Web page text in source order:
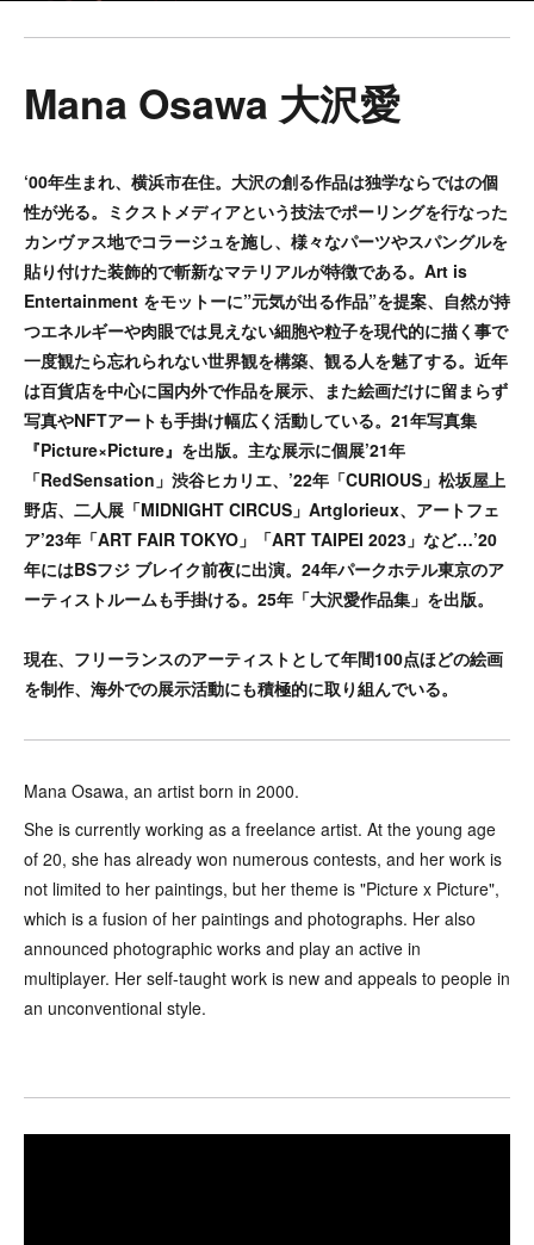
Mana Osawa 大沢愛
‘00年生まれ、横浜市在住。大沢の創る作品は独学ならではの個
性が光る。ミクストメディアという技法でポーリングを行なった
カンヴァス地でコラージュを施し、様々なパーツやスパングルを
貼り付けた装飾的で斬新なマテリアルが特徴である。Art is
Entertainment をモットーに”元気が出る作品”を提案、自然が持
つエネルギーや肉眼では見えない細胞や粒子を現代的に描く事で
一度観たら忘れられない世界観を構築、観る人を魅了する。近年
は百貨店を中心に国内外で作品を展示、また絵画だけに留まらず
写真やNFTアートも手掛け幅広く活動している。21年写真集
『Picture×Picture』を出版。主な展示に個展’21年
「RedSensation」渋谷ヒカリエ、’22年「CURIOUS」松坂屋上
野店、二人展「MIDNIGHT CIRCUS」Artglorieux、アートフェ
ア’23年「ART FAIR TOKYO」「ART TAIPEI 2023」など…’20
年にはBSフジ ブレイク前夜に出演。24年パークホテル東京のア
ーティストルームも手掛ける。25年「大沢愛作品集」を出版。
現在、フリーランスのアーティストとして年間100点ほどの絵画
を制作、海外での展示活動にも積極的に取り組んでいる。
Mana Osawa, an artist born in 2000.
She is currently working as a freelance artist. At the young age
of 20, she has already won numerous contests, and her work is
not limited to her paintings, but her theme is "Picture x Picture",
which is a fusion of her paintings and photographs. Her also
announced photographic works and play an active in
multiplayer. Her self-taught work is new and appeals to people in
an unconventional style.